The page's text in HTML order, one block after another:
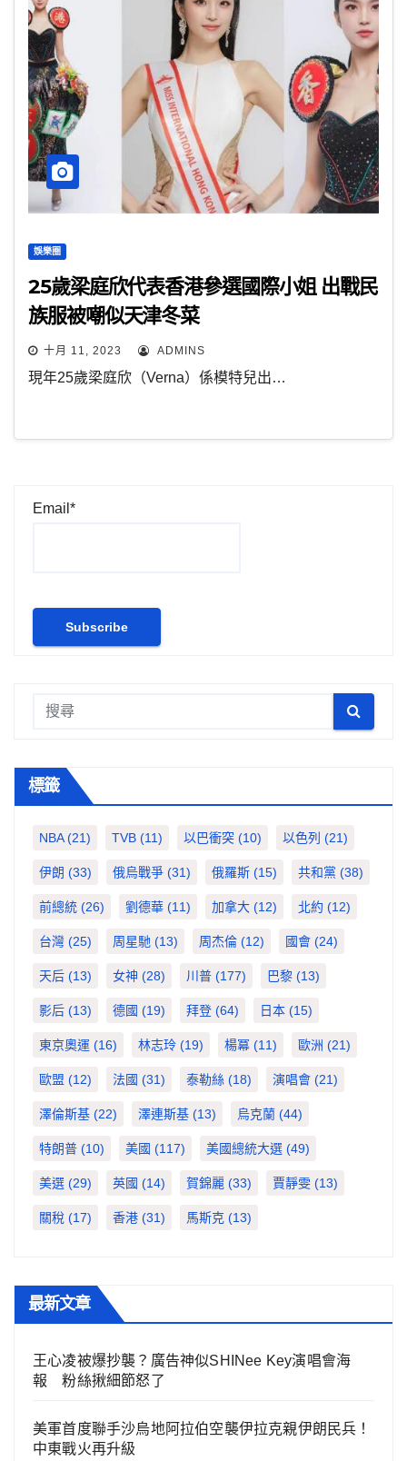
娛樂圈
25歲梁庭欣代表香港參選國際小姐 出戰民
族服被嘲似天津冬菜
十月 11, 2023 ADMINS
現年25歲梁庭欣（Verna）係模特兒出…
Email*
標籤
NBA(21) TVB (11) 以巴衝突 (10) 以色列 (21)
伊朗 (33) 俄烏戰爭 (31) 俄羅斯 (15) 共和黨 (38)
前總統 (26) 劉德華 (11) 加拿大 (12) 北約 (12)
台灣 (25) 周星馳 (13) 周杰倫 (12) 國會 (24)
天后 (13) 女神 (28) 川普 (177) 巴黎 (13)
影后 (13) 德國 (19) 拜登 (64) 日本 (15)
東京奧運 (16) 林志玲 (19) 楊冪 (11) 歐洲 (21)
歐盟 (12) 法國 (31) 泰勒絲 (18) 演唱會 (21)
澤倫斯基 (22) 澤連斯基 (13) 烏克蘭 (44)
特朗普 (10) 美國 (117) 美國總統大選 (49)
美選 (29) 英國 (14) 賀錦麗 (33) 賈靜雯 (13)
關稅 (17) 香港 (31) 馬斯克 (13)
最新文章
王心凌被爆抄襲？廣告神似SHINee Key演唱會海
報 粉絲揪細節怒了
美軍首度聯手沙烏地阿拉伯空襲伊拉克親伊朗民兵！
中東戰火再升級